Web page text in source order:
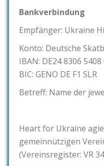
Bankverbindung
Empfänger: Ukraine
Konto: Deutsche
IBAN: DE24 8306
BIC: GENO DE F1 SLR
Betreff: Name der
Heart for Ukraine
gemeinnützigen
(Vereinsregister: VR